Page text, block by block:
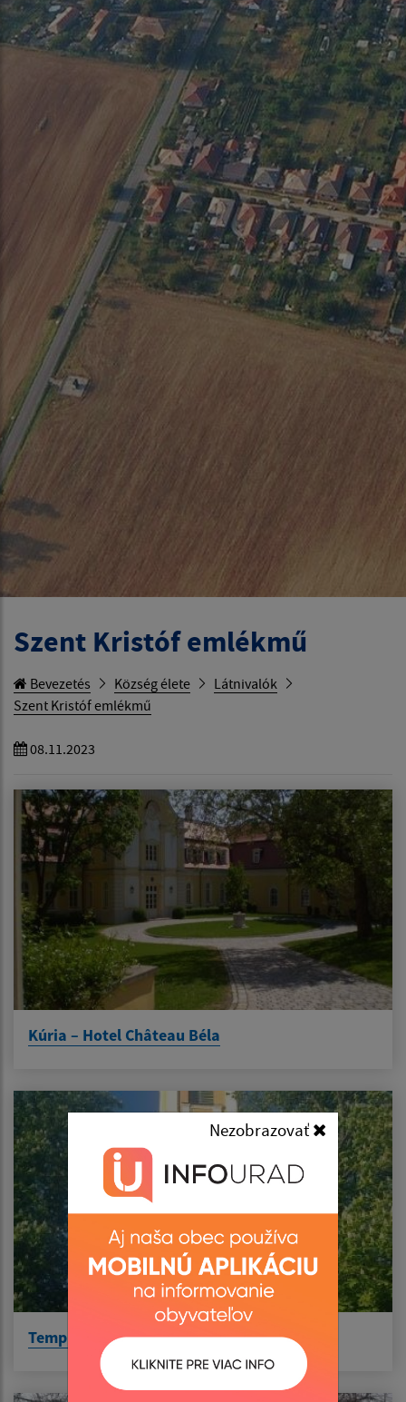
Nezobrazovať
Szent Kristóf emlékmű
Bevezetés Község élete
Látnivalók
Szent Kristóf emlékmű
08.11.2023
Kúria – Hotel Château Béla
Templom